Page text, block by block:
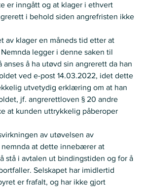
er inngått og at klager i ethvert
i behold siden angrefristen ikke
av klager en måneds tid etter at
legger i denne saken til
anses å ha utøvd sin angrerett da han
ved e-post 14.03.2022, idet dette
utvetydig erklæring om at han
jf. angrerettloven § 20 andre
at kunden uttrykkelig påberoper
av utøvelsen av
at dette innebærer at
stå i avtalen ut bindingstiden og for å
Selskapet har imidlertid
er frafalt, og har ikke gjort